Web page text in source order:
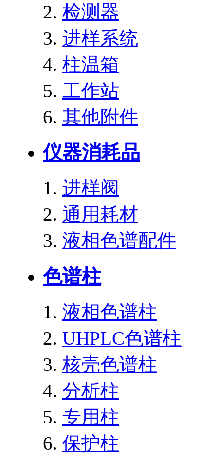
检测器
进样系统
柱温箱
工作站
其他附件
仪器消耗品
进样阀
通用耗材
液相色谱配件
色谱柱
液相色谱柱
UHPLC色谱柱
核壳色谱柱
分析柱
专用柱
保护柱